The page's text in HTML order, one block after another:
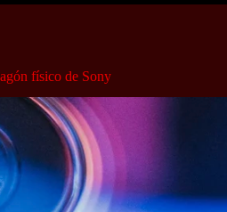
físico de Sony